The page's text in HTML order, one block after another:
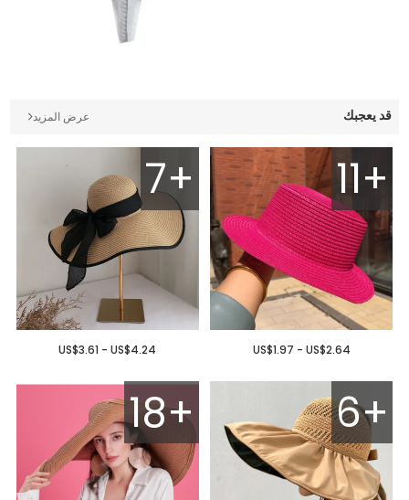
قد يعجبك عرض المزيد
11+
US$1.97 - US$2.64
7+
US$3.61 - US$4.24
6+
18+